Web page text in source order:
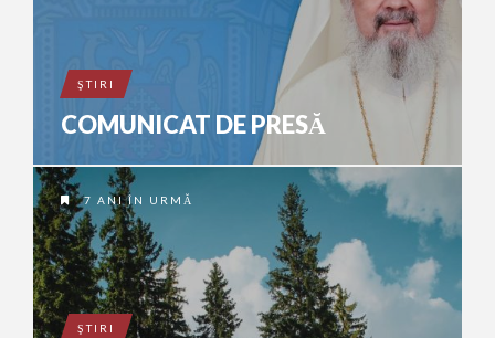
ŞTIRI
COMUNICAT DE PRESĂ
7 ANI ÎN URMĂ
ŞTIRI